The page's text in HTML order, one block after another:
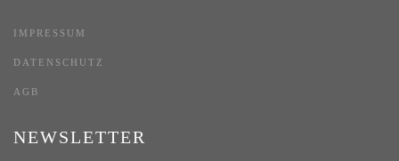
IMPRESSUM
DATENSCHUTZ
AGB
NEWSLETTER